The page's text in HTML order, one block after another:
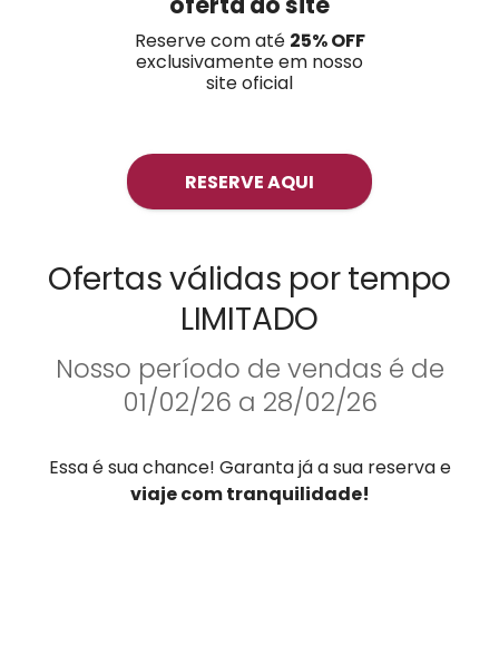
Reserve com até 25% OFF
exclusivamente em nosso
site oficial
RESERVE AQUI
Ofertas válidas por tempo
LIMITADO
Nosso período de vendas é de
01/02/26 a 28/02/26
Essa é sua chance! Garanta já a sua reserva e
viaje com tranquilidade!